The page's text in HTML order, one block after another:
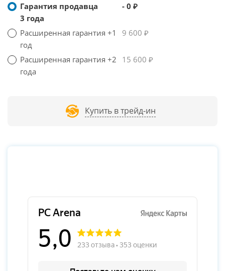
Гарантия продавца
3 года
- 0 ₽
Расширенная гарантия +1
год
9 600 ₽
Расширенная гарантия +2
года
15 600 ₽
Купить в трейд-ин